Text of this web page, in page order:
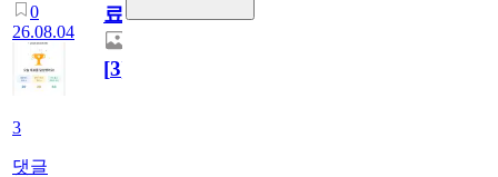
0
26.08.04
3
댓글
료
[3]